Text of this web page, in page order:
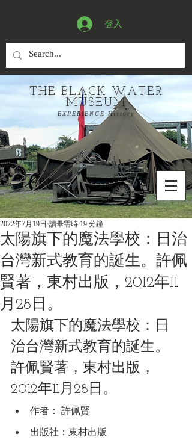
登入
THE BLACK WATER
MUSEUM
EXPERIENCE History
太陽旗下的魔法學校：日治
台灣新式教育的誕生。許佩
賢著，東村出版，2012年11
月28日。
2022年7月19日 讀畢需時 19 分鐘
太陽旗下的魔法學校：日
治台灣新式教育的誕生。
許佩賢著，東村出版，
2012年11月28日。
作者： 許佩賢
出版社：東村出版